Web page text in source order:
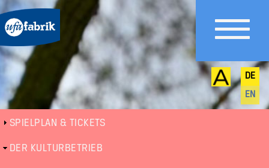
DE
EN
SPIELPLAN & TICKETS
DER KULTURBETRIEB